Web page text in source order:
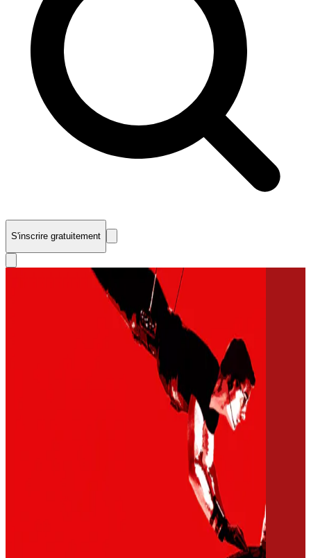
S'inscrire gratuitement